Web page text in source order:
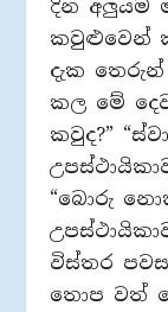
දින අලුයම
කවුළුවෙන්
දැක
කල මේ
කවුද?”
“බොරු
විස්තර
තොප වත්